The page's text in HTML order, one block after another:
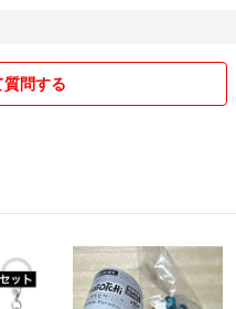
かけする場合もございます。
えいただければと思います。
ますので
います。
た。
と
問する